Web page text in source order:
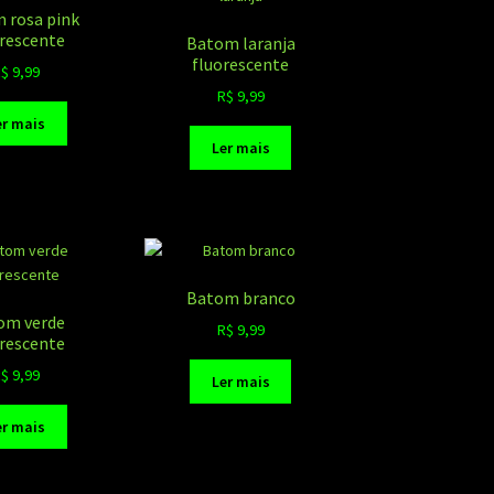
rosa pink
9,99
mais
Batom laranja
fluorescente
R$ 9,99
Ler mais
verde
9,99
mais
Batom branco
R$ 9,99
Ler mais